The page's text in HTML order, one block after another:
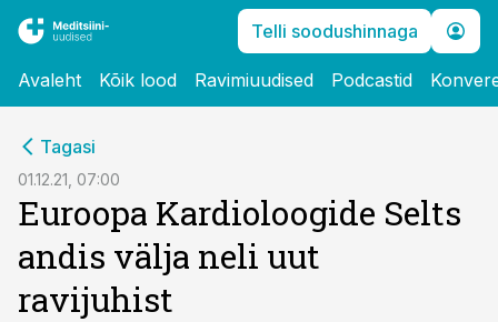
Telli soodushinnaga
Avaleht Kõik lood Ravimiuudised Podcastid
Tagasi
01.12.21, 07:00
Euroopa Kardioloogide Selts
andis välja neli uut
ravijuhist